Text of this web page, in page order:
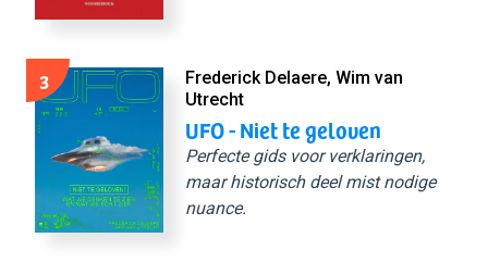
3
Frederick Delaere, Wim van
Utrecht
UFO - Niet te geloven
Perfecte gids voor verklaringen,
maar historisch deel mist nodige
nuance.